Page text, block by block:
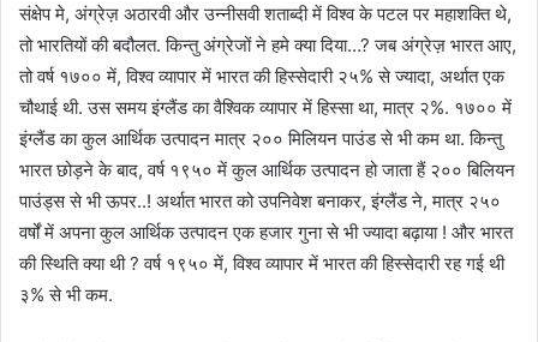
संक्षेप मे, अंग्रेज़ अठारवी और उन्नीसवी शताब्दी में विश्व के पटल पर महाशक्ति थे,
तो भारतियों की बदौलत. किन्तु अंग्रेजों ने हमे क्या दिया…? जब अंग्रेज़ भारत आए,
तो वर्ष १७०० में, विश्व व्यापार में भारत की हिस्सेदारी २५% से ज्यादा, अर्थात एक
चौथाई थी. उस समय इंग्लैंड का वैश्विक व्यापार में हिस्सा था, मात्र २%. १७०० में
इंग्लैंड का कुल आर्थिक उत्पादन मात्र २०० मिलियन पाउंड से भी कम था. किन्तु
भारत छोड़ने के बाद, वर्ष १९५० में कुल आर्थिक उत्पादन हो जाता हैं २०० बिलियन
पाउंड्स से भी ऊपर..! अर्थात भारत को उपनिवेश बनाकर, इंग्लैंड ने, मात्र २५०
वर्षों में अपना कुल आर्थिक उत्पादन एक हजार गुना से भी ज्यादा बढ़ाया ! और भारत
की स्थिति क्या थी ? वर्ष १९५० में, विश्व व्यापार में भारत की हिस्सेदारी रह गई थी
३% से भी कम.